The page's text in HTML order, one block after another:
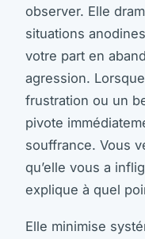
observer. Elle
situations
votre part en
agression.
frustration ou un
pivote
souffrance. Vous
qu’elle vous a
explique à quel
Elle minimise